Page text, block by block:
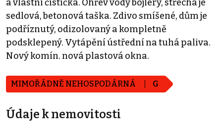
a vlastní čistička. Ohřev vody bojlery, střecha je
sedlová, betonová taška. Zdivo smíšené, dům je
podříznutý, odizolovaný a kompletně
podsklepený. Vytápění ústřední na tuhá paliva.
Nový komín. nová plastová okna.
MIMOŘÁDNĚ NEHOSPODÁRNÁ G
Údaje k nemovitosti